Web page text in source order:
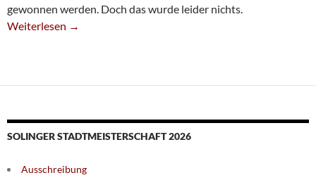
gewonnen werden. Doch das wurde leider nichts.
Siebte In Abstiegsgefahr
Weiterlesen →
SOLINGER STADTMEISTERSCHAFT 2026
Ausschreibung